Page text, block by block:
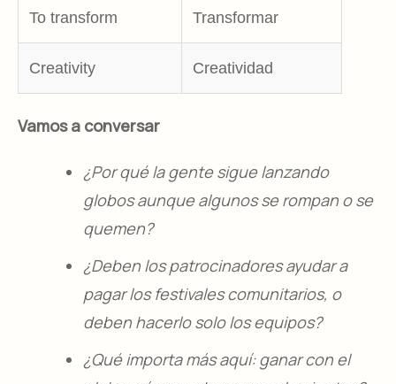
To transform Transformar
Creativity Creatividad
Vamos a conversar
¿Por qué la gente sigue lanzando
globos aunque algunos se rompan o se
quemen?​
¿Deben los patrocinadores ayudar a
pagar los festivales comunitarios, o
deben hacerlo solo los equipos?​
¿Qué importa más aquí: ganar con el